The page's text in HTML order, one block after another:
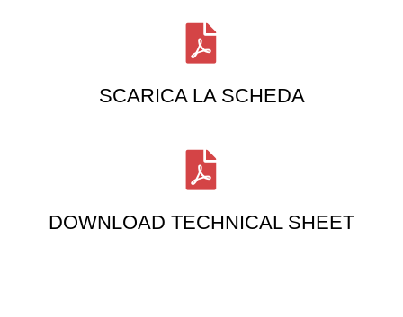
SCARICA LA SCHEDA
DOWNLOAD TECHNICAL SHEET